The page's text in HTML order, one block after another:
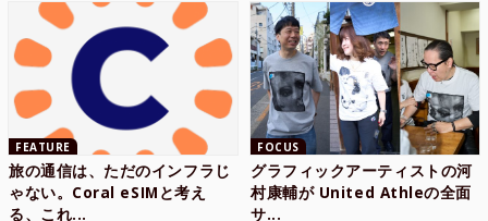
FEATURE
旅の通信は、ただのインフラじ
ゃない。Coral eSIMと考え
る、これ...
FOCUS
グラフィックアーティストの河
村康輔が United Athleの全面
サ...